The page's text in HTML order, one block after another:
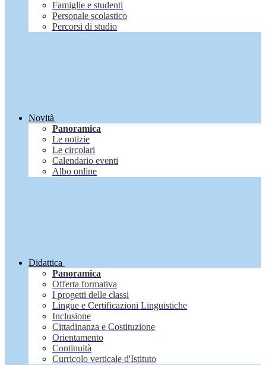
Famiglie e studenti
Personale scolastico
Percorsi di studio
Novità
Panoramica
Le notizie
Le circolari
Calendario eventi
Albo online
Didattica
Panoramica
Offerta formativa
I progetti delle classi
Lingue e Certificazioni Linguistiche
Inclusione
Cittadinanza e Costituzione
Orientamento
Continuità
Curricolo verticale d'Istituto